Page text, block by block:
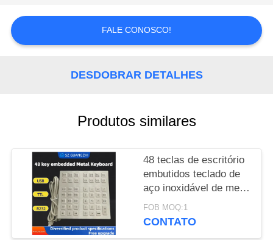
MAPA
DO
FALE CONOSCO!
DESDOBRAR DETALHES
Produtos similares
48 teclas de escritório
embutidos teclado de
aço inoxidável de metal
GZ-B035013 interface
USB
FOB MOQ:1
CONTATO